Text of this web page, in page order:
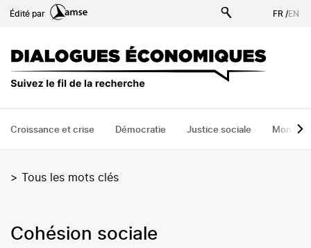
au
FR /EN
Édité par
Croissance et crise Démocratie Justice sociale Monde
> Tous les mots clés
cohésion sociale